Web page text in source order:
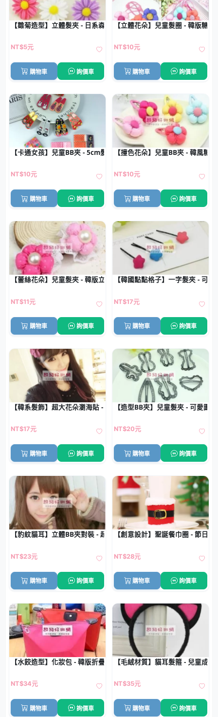
【雛菊造型】立體髮夾 - 日系森林風髮飾
NT$5元
購物車 詢價車
【立體花朵】兒童髮圈 - 韓版糖果
NT$10元
購物車 詢價車
【卡通女孩】兒童BB夾 - 5cm髮夾批發 (1對)
NT$10元
購物車 詢價車
【撞色花朵】兒童BB夾 - 韓風糖
NT$10元
購物車 詢價車
【蕾絲花朵】兒童髮夾 - 韓版立體髮飾
NT$11元
購物車 詢價車
【韓國點點格子】一字髮夾 - 可
NT$17元
購物車 詢價車
【韓系髮飾】超大花朵瀏海貼 - 魔法氈瀏海固定神器
NT$17元
購物車 詢價車
【造型BB夾】兒童髮夾 - 可愛圖
NT$20元
購物車 詢價車
【豹紋貓耳】立體BB夾對裝 - 超萌造型髮夾
NT$23元
購物車 詢價車
【創意設計】聖誕餐巾圈 - 節日餐
NT$28元
購物車 詢價車
【水餃造型】化妝包 - 韓版折疊收納包
NT$34元
購物車 詢價車
【毛絨材質】貓耳髮箍 - 兒童成
NT$35元
購物車 詢價車